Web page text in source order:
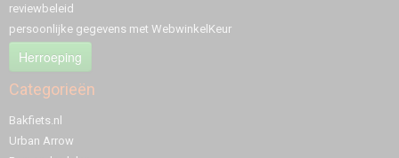
reviewbeleid
persoonlijke gegevens met WebwinkelKeur
Herroeping
Categorieën
Bakfiets.nl
Urban Arrow